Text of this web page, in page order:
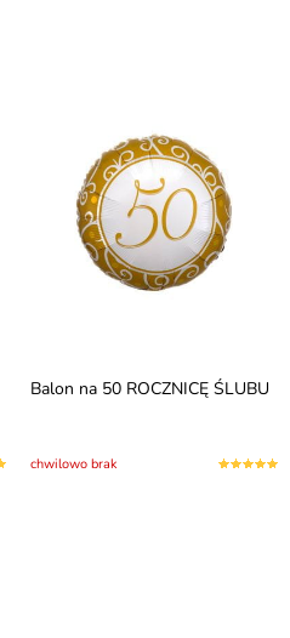
Balon na 50 ROCZNICĘ ŚLUBU
chwilowo brak